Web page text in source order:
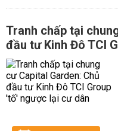
Tranh chấp tại
đầu tư Kinh Đô TCI